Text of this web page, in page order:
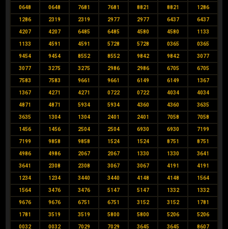
0648 0648 7681 7681 8821 8821 1286
1286 2319 2319 2977 2977 6437 6437
4207 4207 6485 6485 4580 4580 1133
1133 4591 4591 5728 5728 0365 0365
9454 9454 8552 8552 9842 9842 3077
3077 3275 3275 2986 2986 6705 6705
7583 7583 9661 9661 6149 6149 1367
1367 4271 4271 0722 0722 4034 4034
4871 4871 5934 5934 4360 4360 3635
3635 1304 1304 2401 2401 7058 7058
1456 1456 2504 2504 6930 6930 7199
7199 9858 9858 1524 1524 8751 8751
4986 4986 2067 2067 1330 1330 3641
3641 2308 2308 3067 3067 4191 4191
1234 1234 3440 3440 4148 4148 1564
1564 3476 3476 5147 5147 1332 1332
9676 9676 6751 6751 3152 3152 1781
1781 3519 3519 5800 5800 5206 5206
0032 0032 7029 7029 3645 3645 8607